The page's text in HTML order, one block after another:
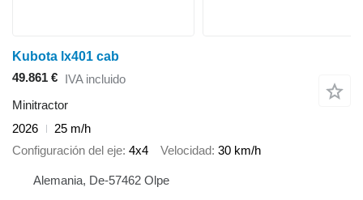
Kubota lx401 cab
49.861 € IVA incluido
Minitractor
2026
25 m/h
Configuración del eje 4x4 Velocidad 30 km/h
Alemania, De-57462 Olpe